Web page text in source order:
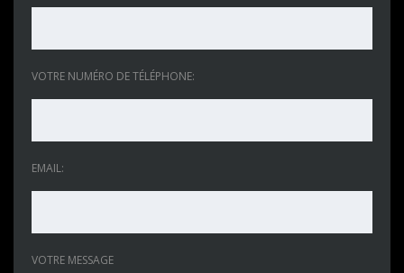
VOTRE NUMÉRO DE TÉLÉPHONE:
EMAIL:
VOTRE MESSAGE